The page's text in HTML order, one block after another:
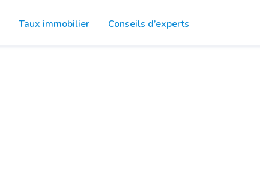
Taux immobilier Conseils d’experts